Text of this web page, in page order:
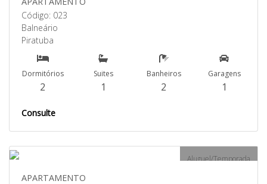
Código: 023
Balneário
Piratuba
Dormitórios
2
Suites
1
Banheiros
2
Garagens
1
Consulte
Aluguel/Temporada
APARTAMENTO